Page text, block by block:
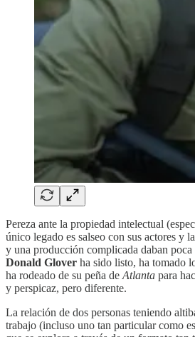
Pereza ante la propiedad intelectual
único legado es salseo con sus actores y
y una producción complicada daban poca
Donald Glover ha sido listo, ha tomado
ha rodeado de su peña de Atlanta para
y perspicaz, pero diferente.
La relación de dos personas teniendo
trabajo (incluso uno tan particular como